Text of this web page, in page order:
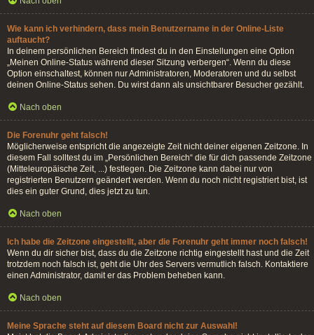
Wie kann ich verhindern, dass mein Benutzername in der Online-Liste
auftaucht?
In deinem persönlichen Bereich findest du in den Einstellungen eine Option
„Meinen Online-Status während dieser Sitzung verbergen“. Wenn du diese
Option einschaltest, können nur Administratoren, Moderatoren und du selbst
deinen Online-Status sehen. Du wirst dann als unsichtbarer Besucher gezählt.
Nach oben
Die Forenuhr geht falsch!
Möglicherweise entspricht die angezeigte Zeit nicht deiner eigenen Zeitzone. In
diesem Fall solltest du im „Persönlichen Bereich“ die für dich passende Zeitzone
(Mitteleuropäische Zeit, ...) festlegen. Die Zeitzone kann dabei nur von
registrierten Benutzern geändert werden. Wenn du noch nicht registriert bist, ist
dies ein guter Grund, dies jetzt zu tun.
Nach oben
Ich habe die Zeitzone eingestellt, aber die Forenuhr geht immer noch falsch!
Wenn du dir sicher bist, dass du die Zeitzone richtig eingestellt hast und die Zeit
trotzdem noch falsch ist, geht die Uhr des Servers vermutlich falsch. Kontaktiere
einen Administrator, damit er das Problem beheben kann.
Nach oben
Meine Sprache steht auf diesem Board nicht zur Auswahl!